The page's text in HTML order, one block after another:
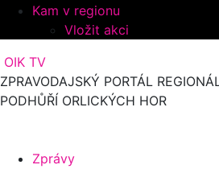
Kam v regionu
Vložit akci
OIK TV
ZPRAVODAJSKÝ PORTÁL
PODHŮŘÍ ORLICKÝCH HOR
Zprávy